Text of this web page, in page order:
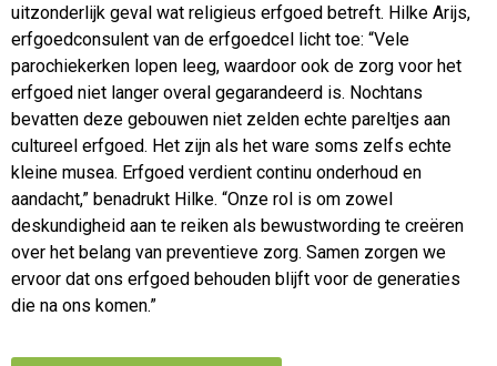
uitzonderlijk geval wat religieus erfgoed betreft. Hilke Arijs,
erfgoedconsulent van de erfgoedcel licht toe: “Vele
parochiekerken lopen leeg, waardoor ook de zorg voor het
erfgoed niet langer overal gegarandeerd is. Nochtans
bevatten deze gebouwen niet zelden echte pareltjes aan
cultureel erfgoed. Het zijn als het ware soms zelfs echte
kleine musea. Erfgoed verdient continu onderhoud en
aandacht,” benadrukt Hilke. “Onze rol is om zowel
deskundigheid aan te reiken als bewustwording te creëren
over het belang van preventieve zorg. Samen zorgen we
ervoor dat ons erfgoed behouden blijft voor de generaties
die na ons komen.”